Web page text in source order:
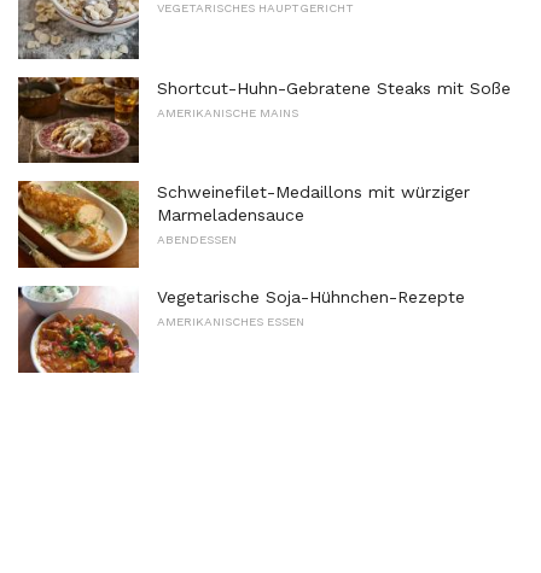
VEGETARISCHES HAUPTGERICHT
Shortcut-Huhn-Gebratene Steaks mit Soße
AMERIKANISCHE MAINS
Schweinefilet-Medaillons mit würziger
Marmeladensauce
ABENDESSEN
Vegetarische Soja-Hühnchen-Rezepte
AMERIKANISCHES ESSEN